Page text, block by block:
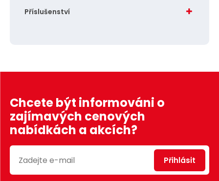
Příslušenství
Chcete být informováni o
zajímavých cenových
nabídkách a akcích?
Přihlásit